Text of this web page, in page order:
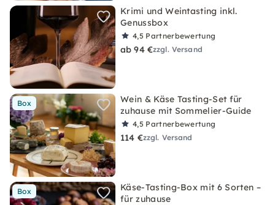
Krimi und Weintasting inkl.
Genussbox
4,5 Partnerbewertung
ab 94 €zzgl. Versand
Box
Wein & Käse Tasting-Set für
zuhause mit Sommelier-Guide
4,5 Partnerbewertung
114 €zzgl. Versand
Box
Käse-Tasting-Box mit 6 Sorten –
für zuhause